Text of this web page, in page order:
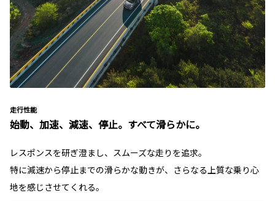
走行性能
始動、加速、減速、停止。すべて滑らかに。
レスポンスを研ぎ澄まし、スムーズな走りを追求。
特に減速から停止までの滑らかな動きが、さらなる上質な乗り心
地を感じさせてくれる。